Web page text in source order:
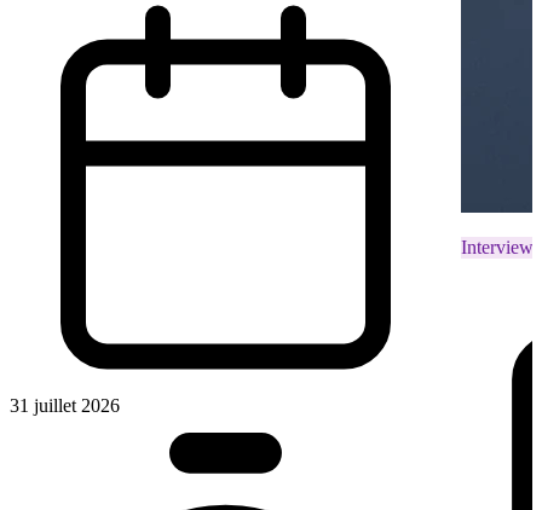
31 juillet 2026
Interviews